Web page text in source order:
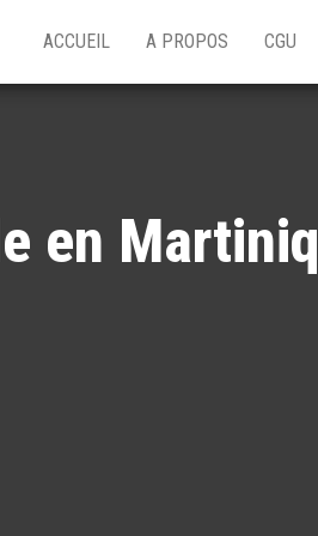
ACCUEIL A PROPOS CGU
en